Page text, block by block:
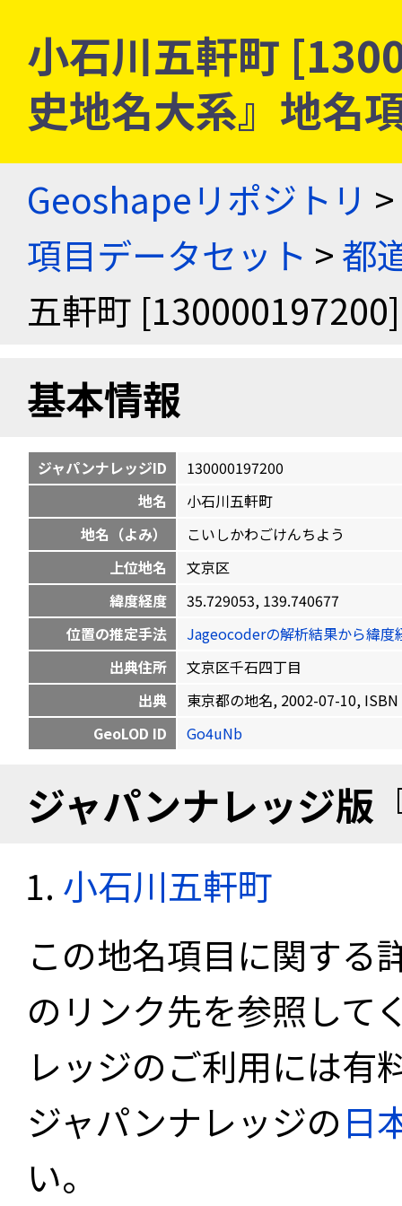
小石川五軒町
史地名大系』地名
Geoshapeリポジトリ >
項目データセット >都
五軒町 [130000197200]
基本情報
ジャパンナレッジID
130000197200
地名
小石川五軒町
地名（よみ）
こいしかわごけんちよう
上位地名
文京区
緯度経度
35.729053, 139.740677
位置の推定手法
Jageocoderの解析結果から緯度
出典住所
文京区千石四丁目
出典
東京都の地名, 2002-07-10,
GeoLOD ID
Go4uNb
ジャパンナレッジ版
小石川五軒町
この地名項目に関する
のリンク先を参照して
レッジのご利用には有
ジャパンナレッジの日
い。